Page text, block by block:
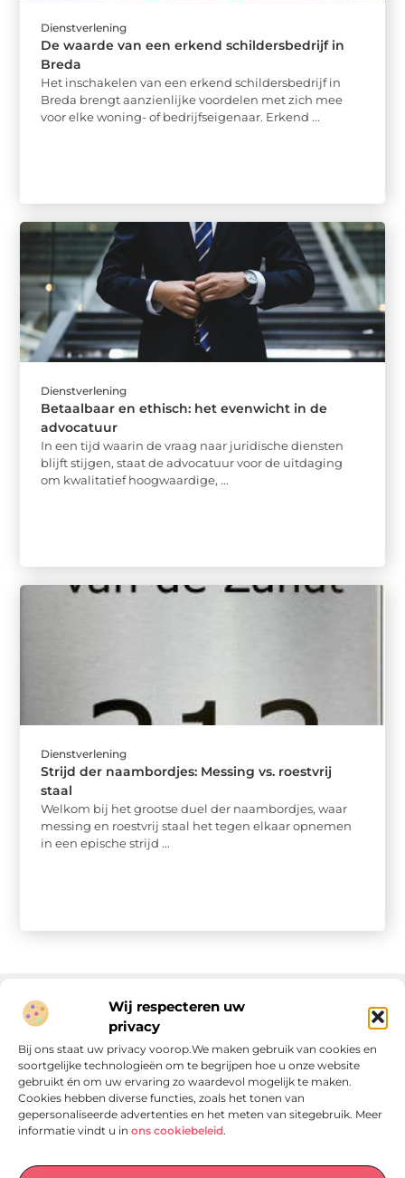
Wij respecteren uw
privacy
Bij ons staat uw privacy voorop.We maken gebruik van cookies en
soortgelijke technologieën om te begrijpen hoe u onze website
gebruikt én om uw ervaring zo waardevol mogelijk te maken.
Cookies hebben diverse functies, zoals het tonen van
gepersonaliseerde advertenties en het meten van sitegebruik. Meer
informatie vindt u in ons cookiebeleid.
Dienstverlening
De waarde van een erkend schildersbedrijf in
Breda
Het inschakelen van een erkend schildersbedrijf in
Breda brengt aanzienlijke voordelen met zich mee
voor elke woning- of bedrijfseigenaar. Erkend ...
Dienstverlening
Betaalbaar en ethisch: het evenwicht in de
advocatuur
In een tijd waarin de vraag naar juridische diensten
blijft stijgen, staat de advocatuur voor de uitdaging
om kwalitatief hoogwaardige, ...
Dienstverlening
Strijd der naambordjes: Messing vs. roestvrij
staal
Welkom bij het grootse duel der naambordjes, waar
messing en roestvrij staal het tegen elkaar opnemen
in een epische strijd ...
Onze informatie